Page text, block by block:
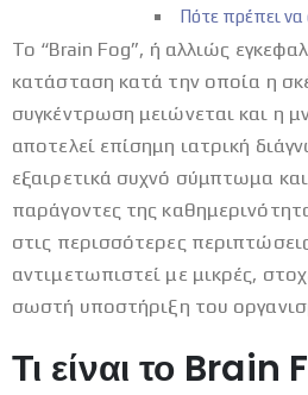
Πότε πρέπει να
Το “Brain Fog”, ή αλλιώς
κατάσταση κατά την οποία η
συγκέντρωση μειώνεται και η
αποτελεί επίσημη ιατρική
εξαιρετικά συχνό σύμπτωμα
παράγοντες της
στις περισσότερες
αντιμετωπιστεί με μικρές,
σωστή υποστήριξη του
Τι είναι το Brain